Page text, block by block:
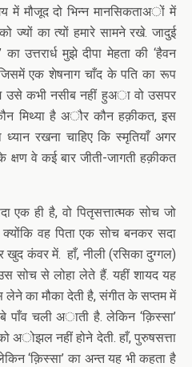
में मौजूद दो भिन्न मानसिकताअों में
ज्यों का त्यों हमारे सामने रखे. जादुई
का उत्तरार्ध मुझे दीपा मेहता की ‘हैवन
एक शेषनाग चाँद के पति का रूप
कभी नसीब नहीं हुअा वो उसपर
कौन मिथ्या है अौर कौन हक़ीकत, इस
रखना चाहिए कि स्मृतियाँ अगर
क्षण वे कई बार जीती-जागती हक़ीकत
एक ही है, वो पितृसत्तात्मक सोच जो
क्योंकि वह पिता एक सोच बनकर सदा
खुद कंवर में. हाँ, नीली (रसिका दुग्गल)
सोच से लोहा लेते हैं. यहीं शायद यह
का मौका देती है, संगीत के सप्तम में
चली अाती है. लेकिन ‘क़िस्सा’
अोझल नहीं होने देती. हाँ, पुरुषसत्ता
‘क़िस्सा’ का अन्त यह भी कहता है